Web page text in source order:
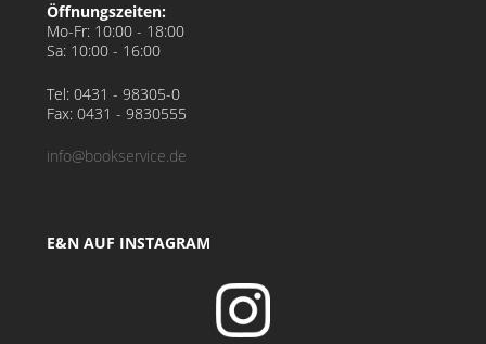
Öffnungszeiten:
Mo-Fr:10:00 - 18:00
Sa:10:00 - 16:00
Tel: 0431 - 98305-0
Fax: 0431 - 9830555
info@bookservice.de
E&N AUF INSTAGRAM